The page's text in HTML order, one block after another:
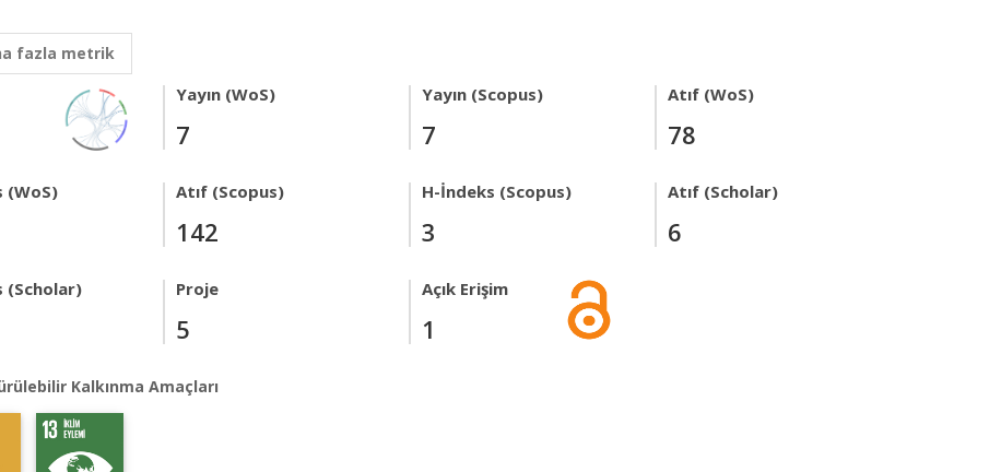
fazla metrik
Yayın (WoS)
7
Yayın (Scopus)
7
Atıf (WoS)
78
(WoS) Atıf (Scopus)
142
H-İndeks (Scopus)
3
Atıf (Scholar)
6
(Scholar) Proje
5
Açık Erişim
1
Kalkınma Amaçları